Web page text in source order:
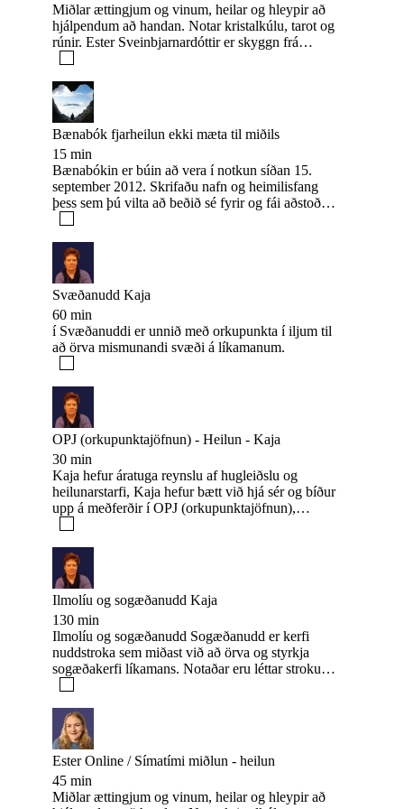
eða lífunum vegna þess að fyrri lífa heilun hefur
keðjuverkandi áhrif. Það sem einn losar, t.d. í
átaka - eða áfallamynstri leysir upp orkuna hjá
fleirum sem hafa verið í því sama.
Miðlar ættingjum og vinum, heilar og hleypir að
hjálpendum að handan. Notar kristalkúlu, tarot og
rúnir. Ester Sveinbjarnardóttir er skyggn frá
einstöku hæfileika. Ester er með BS í
Alþjóðamarkaðsfræði, skattalögfræðingur og
hefur mest af starfsævinni fengist við viðskipti, en
jafnframt nýtt sér hæfileika sína sér og öðrum til
hjálpar. Ester hefur frá árinu 2012 verið með
bænabók og fyrirbænir, hjálpað sálum að komast
yfir í ljósið þar sem fólk hefur orðið fyrir
óþægindum vegna áreiti þeirra. Við heilun hefur
Ester sterkar tengingar við þau sem störfuðu í
segist einungis verða vör við kærleika og góðvild
frá þeim sem kvatt hafa þessa jarðvist og telur
algjör forréttindi að fá að ljá þeim rödd sína.
Bænabók fjarheilun ekki mæta til miðils
15 min
Bænabókin er búin að vera í notkun síðan 15.
september 2012. Skrifaðu nafn og heimilisfang
þess sem þú vilta að beðið sé fyrir og fái aðstoð
Svæðanudd Kaja
60 min
í Svæðanuddi er unnið með orkupunkta í iljum til
að örva mismunandi svæði á líkamanum.
OPJ (orkupunktajöfnun) - Heilun - Kaja
30 min
Kaja hefur áratuga reynslu af hugleiðslu og
heilunarstarfi, Kaja hefur bætt við hjá sér og bíður
upp á meðferðir í OPJ (orkupunktajöfnun),
Síðumúla 29, hjá Miðlun að handan, tímapantanir
í síma 6948783 eða á FB Karítas Sigurlaugsdóttir
Ilmolíu og sogæðanudd Kaja
130 min
Ilmolíu og sogæðanudd Sogæðanudd er kerfi
nuddstroka sem miðast við að örva og styrkja
sogæðakerfi líkamans. Notaðar eru léttar strokur
hreinsun úrgangsefna úr líkamanum, vinna gegn
óæskilegri vökvasöfnun ásamt því að gefa góða
slökun. Sogæðakerfið hefur ekki dælu eins og
blóðrásarkerfið heldur er flæði þess háð hreyfingu
nærliggjandi vöðva og líffæra. Mikið álag og
kyrrstöður skerða afköst sogæðakerfisins. Ilmolíur
Ester Online / Símatími miðlun - heilun
45 min
Miðlar ættingjum og vinum, heilar og hleypir að